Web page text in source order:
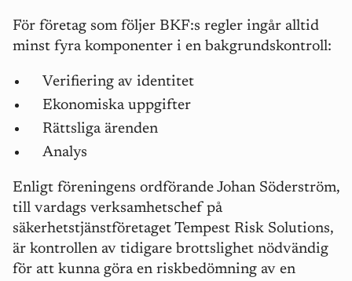
För företag som följer BKF:s regler ingår alltid
minst fyra komponenter i en bakgrundskontroll:
Verifiering av identitet
Ekonomiska uppgifter
Rättsliga ärenden
Analys
Enligt föreningens ordförande Johan Söderström,
till vardags verksamhetschef på
säkerhetstjänstföretaget Tempest Risk Solutions,
är kontrollen av tidigare brottslighet nödvändig
för att kunna göra en riskbedömning av en